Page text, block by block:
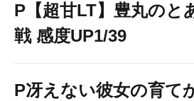
P【超甘LT】豊丸のと
戦 感度UP1/39
P冴えない彼女の育て